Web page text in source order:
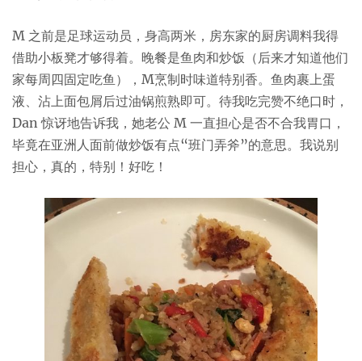
M 之前是足球运动员，身高两米，房东家的厨房调料我得
借助小板凳才够得着。晚餐是鱼肉和炒饭（后来才知道他们
家每周四固定吃鱼），M烹制时味道特别香。鱼肉裹上蛋
液、沾上面包屑后过油锅煎熟即可。待我吃完赞不绝口时，
Dan 惊讶地告诉我，她老公 M 一直担心是否不合我胃口，
毕竟在亚洲人面前做炒饭有点“班门弄斧”的意思。我说别
担心，真的，特别！好吃！